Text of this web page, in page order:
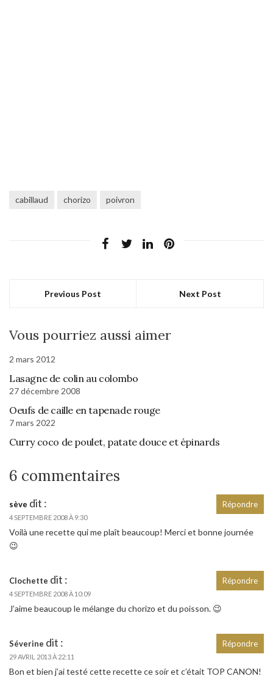
cabillaud chorizo poivron
Previous Post Next Post
Vous pourriez aussi aimer
2 mars 2012
Lasagne de colin au colombo
27 décembre 2008
Oeufs de caille en tapenade rouge
7 mars 2022
Curry coco de poulet, patate douce et épinards
6 commentaires
sève dit :
4 SEPTEMBRE 2008 À 9:30
Voilà une recette qui me plaît beaucoup! Merci et bonne journée
😉
Répondre
Clochette dit :
4 SEPTEMBRE 2008 À 10:09
J’aime beaucoup le mélange du chorizo et du poisson. 😉
Répondre
Séverine dit :
29 AVRIL 2013 À 22:11
Bon et bien j’ai testé cette recette ce soir et c’était TOP CANON!
Répondre